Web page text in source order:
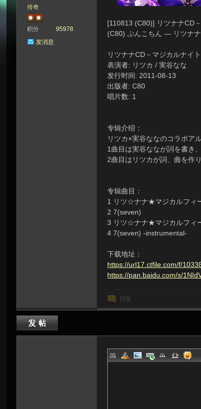
传奇
积分
95978
发消息
[110813 (C80)] リツナナCD
(C80) ぷんこちん — リツナ
リツナナCD－マジカルナイト
表演者: リツカ / 実谷なな
发行时间: 2011-08-13
出版者: C80
唱片数: 1
专辑介绍：
リツカ×実谷ななのコラボア
1曲目は実谷ななが詞を書き
2曲目はリツカが詞、曲を作
专辑曲目：
1 リツ☆ナナ★マジカルフィ
2 7(seven)
3 リツ☆ナナ★マジカルフィ
4 7(seven) -instrumental-
下载地址：
https://url17.ctfile.com/f/
https://pan.baidu.com/s/
回复